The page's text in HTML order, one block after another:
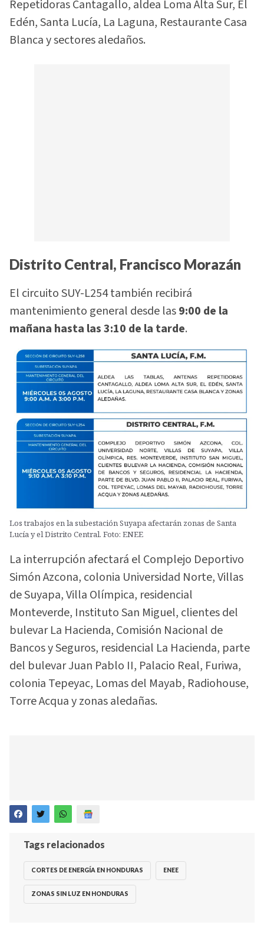
Repetidoras Cantagallo, aldea Loma Alta Sur, El
Edén, Santa Lucía, La Laguna, Restaurante Casa
Blanca y sectores aledaños.
Distrito Central, Francisco Morazán
El circuito SUY-L254 también recibirá
mantenimiento general desde las9:00 de la
mañana hasta las 3:10 de la tarde.
Los trabajos en la subestación Suyapa afectarán zonas de Santa
Lucía y el Distrito Central. Foto: ENEE
La interrupción afectará el Complejo Deportivo
Simón Azcona, colonia Universidad Norte, Villas
de Suyapa, Villa Olímpica, residencial
Monteverde, Instituto San Miguel, clientes del
bulevar La Hacienda, Comisión Nacional de
Bancos y Seguros, residencial La Hacienda, parte
del bulevar Juan Pablo II, Palacio Real, Furiwa,
colonia Tepeyac, Lomas del Mayab, Radiohouse,
Torre Acqua y zonas aledañas.
Tags relacionados
CORTES DE ENERGÍA EN HONDURAS ENEE
ZONAS SIN LUZ EN HONDURAS